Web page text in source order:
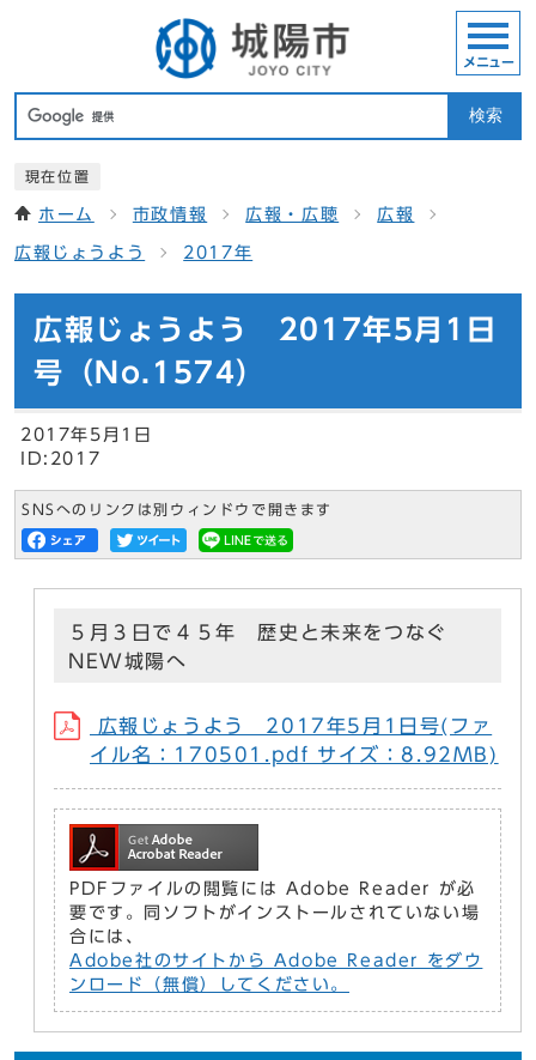
検索
メニュー
現在位置
ホーム 市政情報 広報・広聴 広報
広報じょうよう 2017年
広報じょうよう 2017年5月1日
号（No.1574）
2017年5月1日
ID:2017
SNSへのリンクは別ウィンドウで開きます
５月３日で４５年 歴史と未来をつなぐ
NEW城陽へ
広報じょうよう 2017年5月1日号(ファ
イル名：170501.pdf サイズ：8.92MB)
PDFファイルの閲覧には Adobe Reader が必
要です。同ソフトがインストールされていない場
合には、
Adobe社のサイトから Adobe Reader をダウ
ンロード（無償）してください。